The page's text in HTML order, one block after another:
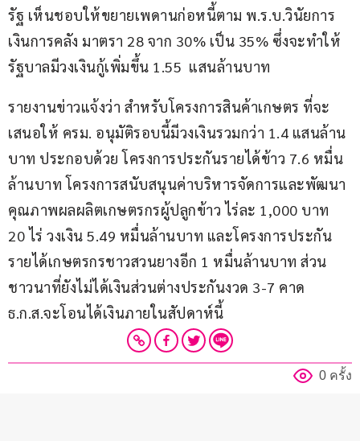
รัฐ เห็นชอบให้ขยายเพดานก่อหนี้ตาม พ.ร.บ.วินัยการ
เงินการคลัง มาตรา 28 จาก 30% เป็น 35% ซึ่งจะทำให้
รัฐบาลมีวงเงินกู้เพิ่มขึ้น 1.55  แสนล้านบาท
รายงานข่าวแจ้งว่า สำหรับโครงการสินค้าเกษตร ที่จะ
เสนอให้ ครม. อนุมัติรอบนี้มีวงเงินรวมกว่า 1.4 แสนล้าน
บาท ประกอบด้วย โครงการประกันรายได้ข้าว 7.6 หมื่น
ล้านบาท โครงการสนับสนุนค่าบริหารจัดการและพัฒนา
คุณภาพผลผลิตเกษตรกรผู้ปลูกข้าว ไร่ละ 1,000 บาท
20 ไร่ วงเงิน 5.49 หมื่นล้านบาท และโครงการประกัน
รายได้เกษตรกรชาวสวนยางอีก 1 หมื่นล้านบาท ส่วน
ชาวนาที่ยังไม่ได้เงินส่วนต่างประกันงวด 3-7 คาด
ธ.ก.ส.จะโอนได้เงินภายในสัปดาห์นี้
0 ครั้ง